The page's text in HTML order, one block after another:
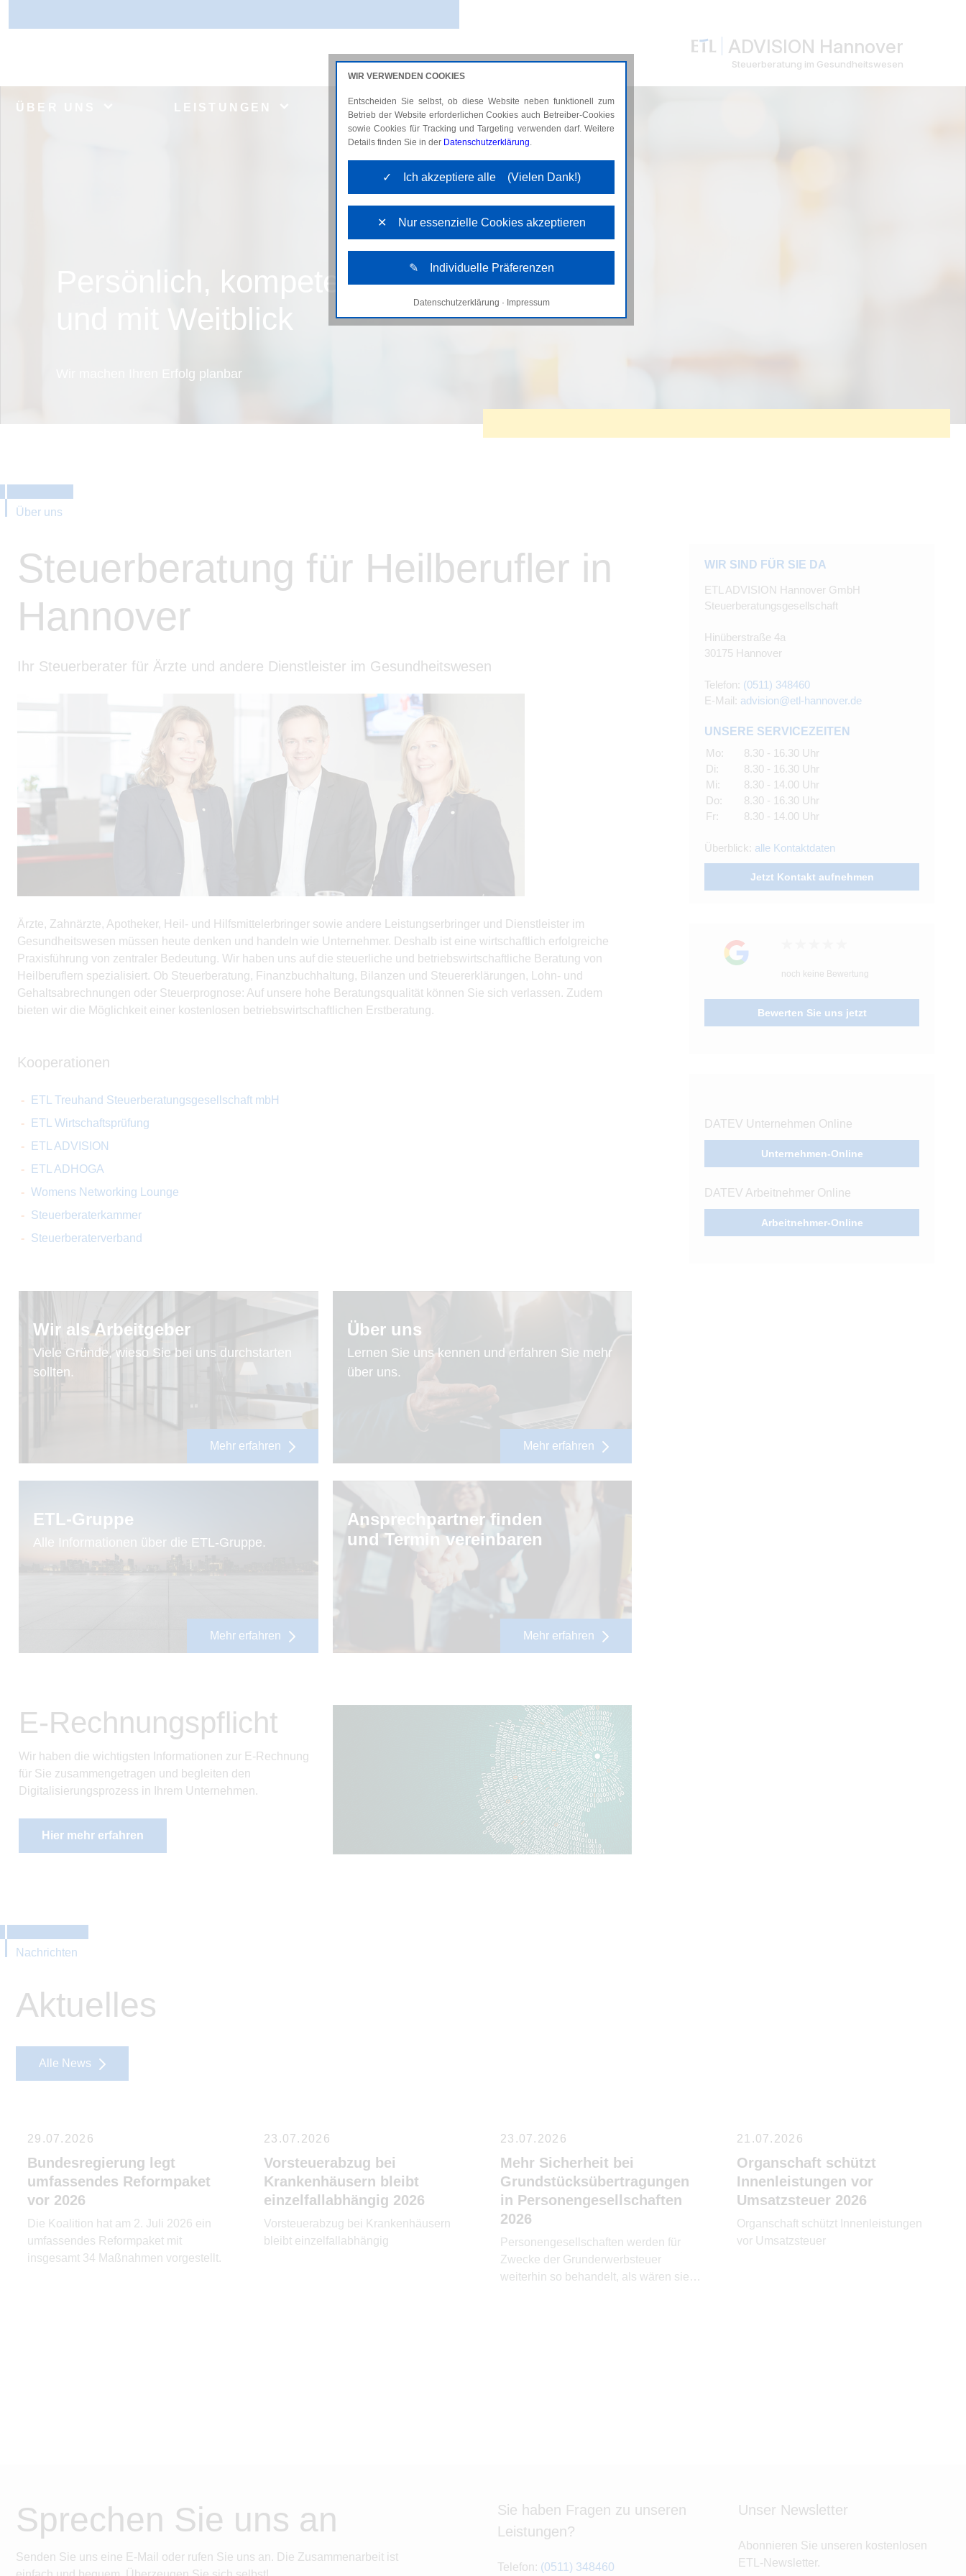
ADVISION Hannover
Steuerberatung im Gesundheitswesen
ÜBER UNS LEISTUNGEN AKTUELLES KARRIERE
Persönlich, kompetent
und mit Weitblick
Wir machen Ihren Erfolg planbar
Über uns
Steuerberatung für Heilberufler in
Hannover
Ihr Steuerberater für Ärzte und andere Dienstleister im Gesundheitswesen
Ärzte, Zahnärzte, Apotheker, Heil- und Hilfsmittelerbringer sowie andere Leistungserbringer und Dienstleister im
Gesundheitswesen müssen heute denken und handeln wie Unternehmer. Deshalb ist eine wirtschaftlich erfolgreiche
Praxisführung von zentraler Bedeutung. Wir haben uns auf die steuerliche und betriebswirtschaftliche Beratung von
Heilberuflern spezialisiert. Ob Steuer­beratung, Finanzbuchhaltung, Bilanzen und Steuererklärungen, Lohn- und
Gehaltsabrechnungen oder Steuerprognose: Auf unsere hohe Beratungsqualität können Sie sich verlassen. Zudem
bieten wir die Möglichkeit einer kostenlosen betriebswirtschaftlichen Erstberatung.
Kooperationen
ETL Treuhand Steuerberatungsgesellschaft mbH
ETL Wirtschaftsprüfung
ETL ADVISION
ETL ADHOGA
Womens Networking Lounge
Steuerberaterkammer
Steuerberaterverband
Wir als Arbeitgeber
Viele Gründe, wieso Sie bei uns durchstarten
sollten.
Mehr erfahren
Über uns
Lernen Sie uns kennen und erfahren Sie mehr
über uns.
Mehr erfahren
ETL-Gruppe
Alle Informationen über die ETL-Gruppe.
Mehr erfahren
Ansprechpartner finden
und Termin vereinbaren
Mehr erfahren
E-Rechnungspflicht
Wir haben die wichtigsten Informationen zur E-Rechnung
für Sie zusammengetragen und begleiten den
Digitalisierungsprozess in Ihrem Unternehmen.
Hier mehr erfahren
WIR SIND FÜR SIE DA
ETL ADVISION Hannover GmbH
Steuerberatungsgesellschaft
Hinüberstraße 4a
30175 Hannover
Telefon: (0511) 348460
E-Mail: advision@etl-hannover.de
UNSERE SERVICEZEITEN
Mo:
Di:
Mi:
Do:
Fr:
8.30 - 16.30 Uhr
8.30 - 16.30 Uhr
8.30 - 14.00 Uhr
8.30 - 16.30 Uhr
8.30 - 14.00 Uhr
Überblick: alle Kontaktdaten
Jetzt Kontakt aufnehmen
noch keine Bewertung
Bewerten Sie uns jetzt
DATEV Unternehmen Online
Unternehmen-Online
DATEV Arbeitnehmer Online
Arbeitnehmer-Online
Nachrichten
Aktuelles
Alle News
29.07.2026
Bundesregierung legt
umfassendes Reformpaket
vor 2026
Die Koalition hat am 2. Juli 2026 ein
umfassendes Reformpaket mit
insgesamt 34 Maßnahmen vorgestellt.
23.07.2026
Vorsteuerabzug bei
Krankenhäusern bleibt
einzelfallabhängig 2026
Vorsteuerabzug bei Krankenhäusern
bleibt einzelfallabhängig
23.07.2026
Mehr Sicherheit bei
Grundstücksübertragungen
in Personengesellschaften
2026
Personengesellschaften werden für
Zwecke der Grunderwerbsteuer
weiterhin so behandelt, als wären sie
21.07.2026
Organschaft schützt
Innenleistungen vor
Umsatzsteuer 2026
Organschaft schützt Innenleistungen
vor Umsatzsteuer
Sprechen Sie uns an
Senden Sie uns eine E-Mail oder rufen Sie uns an. Die Zusammenarbeit ist
Sie haben Fragen zu unseren
Leistungen?
Telefon: (0511) 348460
Unser Newsletter
Abonnieren Sie unseren kostenlosen
ETL-Newsletter.
WIR VERWENDEN COOKIES
Entscheiden Sie selbst, ob diese Website neben funktionell zum
Betrieb der Website erforderlichen Cookies auch Betreiber-Cookies
sowie Cookies für Tracking und Targeting verwenden darf. Weitere
Details finden Sie in der Datenschutzerklärung.
✓ Ich akzeptiere alle (Vielen Dank!)
✕ Nur essenzielle Cookies akzeptieren
✎ Individuelle Präferenzen
Notwendige Cookies
Datenschutzerklärung · Impressum